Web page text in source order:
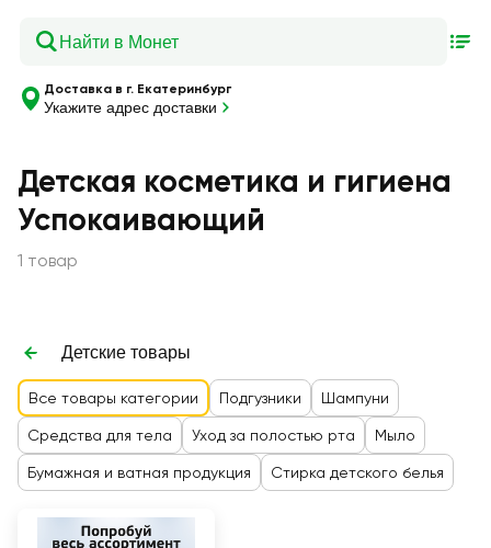
Доставка в г. Екатеринбург
Укажите адрес доставки
Детская косметика и гигиена
Успокаивающий
1 товар
Детские товары
Все товары категории Подгузники Шампуни
Средства для тела Уход за полостью рта Мыло
Бумажная и ватная продукция Cтирка детского белья